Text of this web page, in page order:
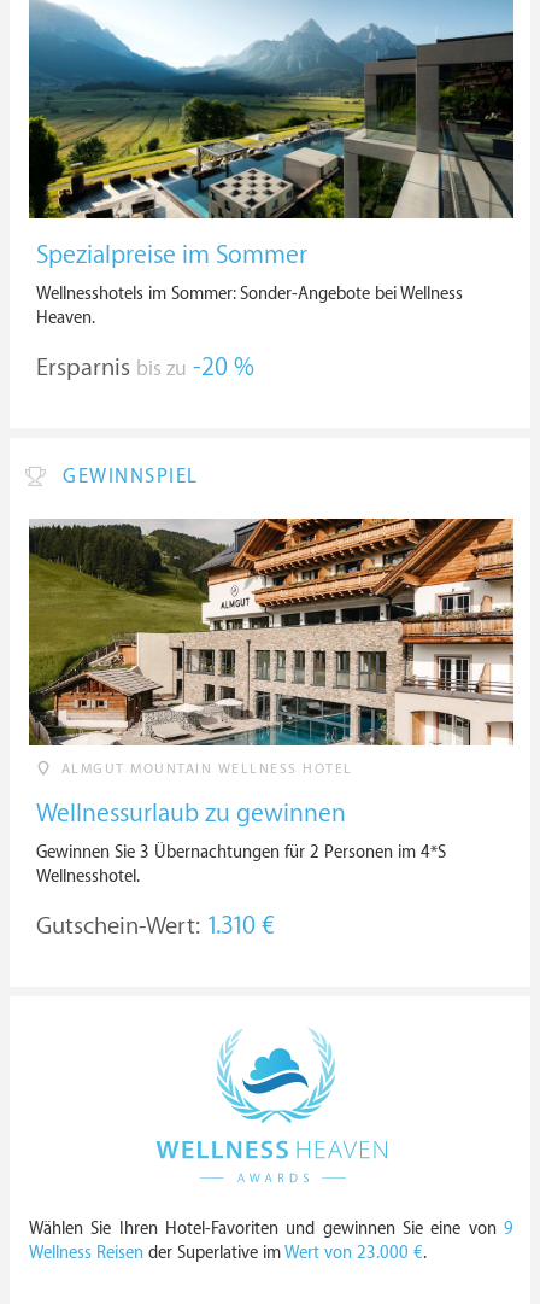
Spezialpreise im Sommer
Wellnesshotels im Sommer: Sonder-Angebote bei Wellness
Heaven.
Ersparnis bis zu -20 %
GEWINNSPIEL
ALMGUT MOUNTAIN WELLNESS HOTEL
Wellnessurlaub zu gewinnen
Gewinnen Sie 3 Übernachtungen für 2 Personen im 4*S
Wellnesshotel.
Gutschein-Wert: 1.310 €
Wählen Sie Ihren Hotel-Favoriten und gewinnen Sie eine von 9
Wellness Reisen der Superlative imWert von 23.000 €.